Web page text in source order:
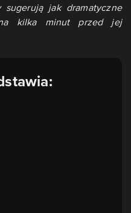
sugerują jak dramatyczne
kilka minut przed jej